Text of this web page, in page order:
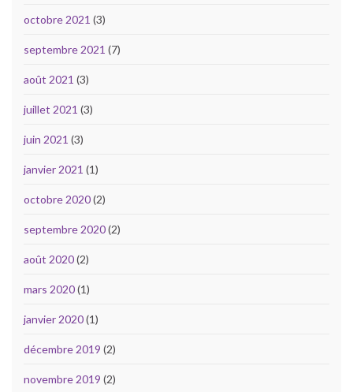
octobre 2021 (3)
septembre 2021 (7)
août 2021 (3)
juillet 2021 (3)
juin 2021 (3)
janvier 2021 (1)
octobre 2020(2)
septembre 2020(2)
août 2020(2)
mars 2020(1)
janvier 2020(1)
décembre 2019 (2)
novembre 2019 (2)